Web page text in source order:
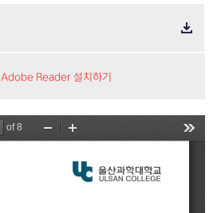
Adobe Reader 설치하기